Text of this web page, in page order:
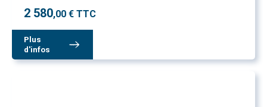
2 580,00 € TTC
Plus
d'infos